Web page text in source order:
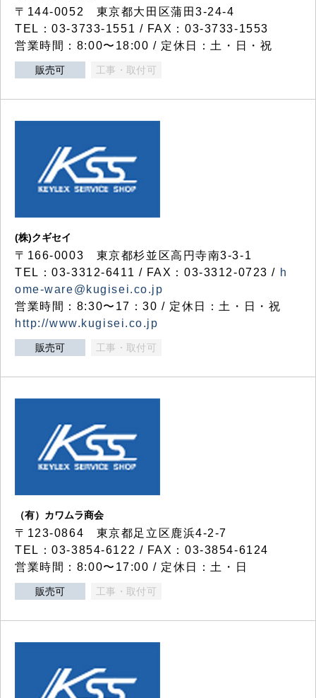
〒144-0052 東京都大田区蒲田3-24-4
TEL：03-3733-1551 / FAX：03-3733-1553
営業時間：8:00〜18:00 / 定休日：土・日・祝
販売可 工事・取付可
(株)クギセイ
〒166-0003 東京都杉並区高円寺南3-3-1
TEL：03-3312-6411 / FAX：03-3312-0723 / h
ome-ware@kugisei.co.jp
営業時間：8:30〜17：30 / 定休日：土・日・祝
http://www.kugisei.co.jp
販売可 工事・取付可
（有）カワムラ商会
〒123-0864 東京都足立区鹿浜4-2-7
TEL：03-3854-6122 / FAX：03-3854-6124
営業時間：8:00〜17:00 / 定休日：土・日
販売可 工事・取付可